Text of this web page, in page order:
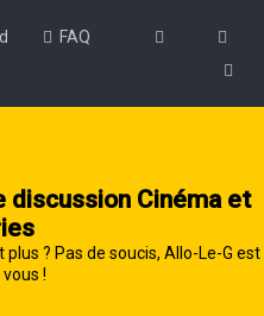
FAQ
discussion Cinéma et
? Pas de soucis, Allo-Le-G est
vous !